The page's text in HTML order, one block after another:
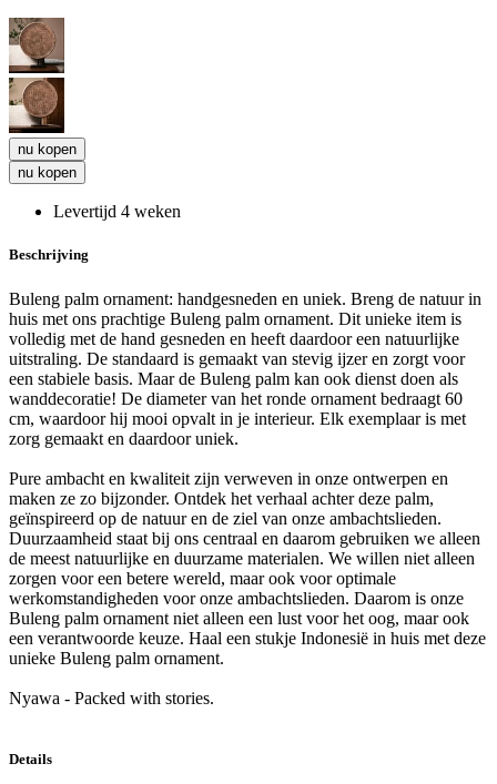
nu kopen
nu kopen
Levertijd 4 weken
Beschrijving
Buleng palm ornament: handgesneden en uniek. Breng de natuur in
huis met ons prachtige Buleng palm ornament. Dit unieke item is
volledig met de hand gesneden en heeft daardoor een natuurlijke
uitstraling. De standaard is gemaakt van stevig ijzer en zorgt voor
een stabiele basis. Maar de Buleng palm kan ook dienst doen als
wanddecoratie! De diameter van het ronde ornament bedraagt 60
cm, waardoor hij mooi opvalt in je interieur. Elk exemplaar is met
zorg gemaakt en daardoor uniek.
Pure ambacht en kwaliteit zijn verweven in onze ontwerpen en
maken ze zo bijzonder. Ontdek het verhaal achter deze palm,
geïnspireerd op de natuur en de ziel van onze ambachtslieden.
Duurzaamheid staat bij ons centraal en daarom gebruiken we alleen
de meest natuurlijke en duurzame materialen. We willen niet alleen
zorgen voor een betere wereld, maar ook voor optimale
werkomstandigheden voor onze ambachtslieden. Daarom is onze
Buleng palm ornament niet alleen een lust voor het oog, maar ook
een verantwoorde keuze. Haal een stukje Indonesië in huis met deze
unieke Buleng palm ornament.
Nyawa - Packed with stories.
Details